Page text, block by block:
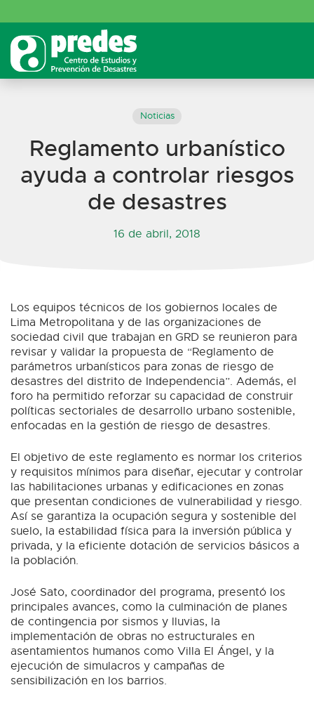
Noticias
Reglamento urbanístico
ayuda a controlar riesgos
de desastres
16 de abril, 2018
Los equipos técnicos de los gobiernos locales de
Lima Metropolitana y de las organizaciones de
sociedad civil que trabajan en GRD se reunieron para
revisar y validar la propuesta de “Reglamento de
parámetros urbanísticos para zonas de riesgo de
desastres del distrito de Independencia”. Además, el
foro ha permitido reforzar su capacidad de construir
políticas sectoriales de desarrollo urbano sostenible,
enfocadas en la gestión de riesgo de desastres.
El objetivo de este reglamento es normar los criterios
y requisitos mínimos para diseñar, ejecutar y controlar
las habilitaciones urbanas y edificaciones en zonas
que presentan condiciones de vulnerabilidad y riesgo.
Así se garantiza la ocupación segura y sostenible del
suelo, la estabilidad física para la inversión pública y
privada, y la eficiente dotación de servicios básicos a
la población.
José Sato, coordinador del programa, presentó los
principales avances, como la culminación de planes
de contingencia por sismos y lluvias, la
implementación de obras no estructurales en
asentamientos humanos como Villa El Ángel, y la
ejecución de simulacros y campañas de
sensibilización en los barrios.